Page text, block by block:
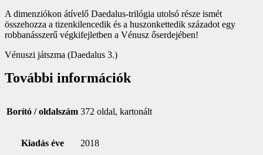
A dimenziókon átívelő Daedalus-trilógia utolsó része ismét
összehozza a tizenkilencedik és a huszonkettedik századot egy
robbanásszerű végkifejletben a Vénusz őserdejében!
Vénuszi játszma (Daedalus 3.)
További információk
Borító / oldalszám 372 oldal, kartonált
Kiadás éve 2018